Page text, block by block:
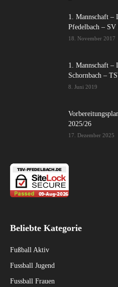
1. Mannschaft –
Pfedelbach –
18. November 2017
1. Mannschaft –
Schornbach –
8. Juni 2019
2025/26
17. Dezember 2025
Beliebte Kategorie
Fußball Aktiv
Fussball Jugend
Fussball Frauen